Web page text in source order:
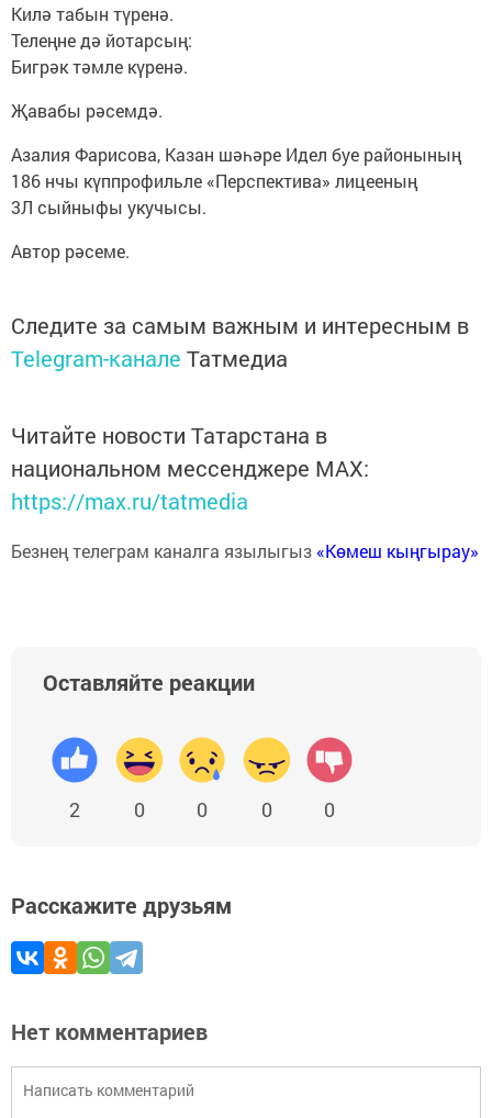
Килә табын түренә.
Телеңне дә йотарсың:
Бигрәк тәмле күренә.
Җавабы рәсемдә.
Азалия Фарисова, Казан шәһәре Идел буе районының
186 нчы күппрофильле «Перспектива» лицееның
3Л сыйныфы укучысы.
Автор рәсеме.
Следите за самым важным и интересным в
Telegram-канале Татмедиа
Читайте новости Татарстана в
национальном мессенджере MАХ:
https://max.ru/tatmedia
Безнең телеграм каналга язылыгыз «Көмеш кыңгырау»
Оставляйте реакции
2 0 0 0 0
Расскажите друзьям
Нет комментариев